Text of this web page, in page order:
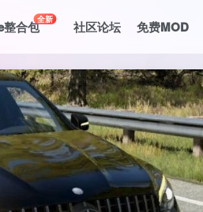
合包全新 社区论坛 免费MOD